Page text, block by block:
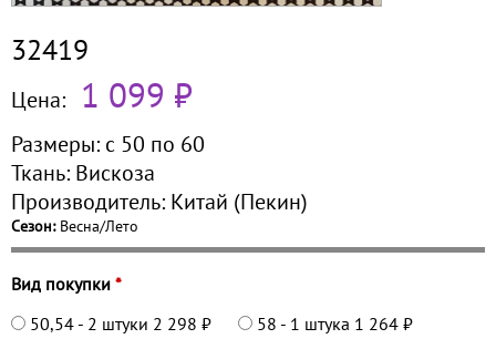
32419
Цена: 1 099 ₽
Размеры: с 50 по 60
Ткань: Вискоза
Производитель: Китай (Пекин)
Сезон: Весна/Лето
Вид покупки *
50,54 - 2 штуки 2 298 ₽ 58 - 1 штука 1 264 ₽